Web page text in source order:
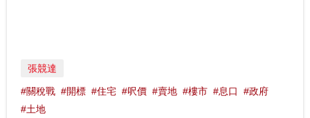
張競達
#關稅戰 #開標 #住宅 #呎價 #賣地 #樓市 #息口
#政府
#土地